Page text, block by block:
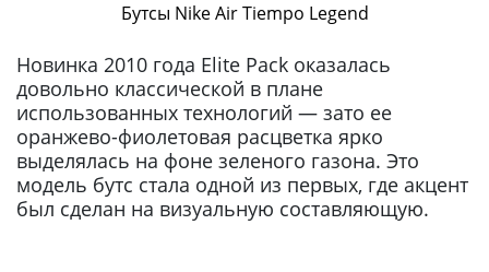
Бутсы Nike Air Tiempo Legend
Новинка 2010 года Elite Pack оказалась
довольно классической в плане
использованных технологий — зато ее
оранжево-фиолетовая расцветка ярко
выделялась на фоне зеленого газона. Это
модель бутс стала одной из первых, где акцент
был сделан на визуальную составляющую.